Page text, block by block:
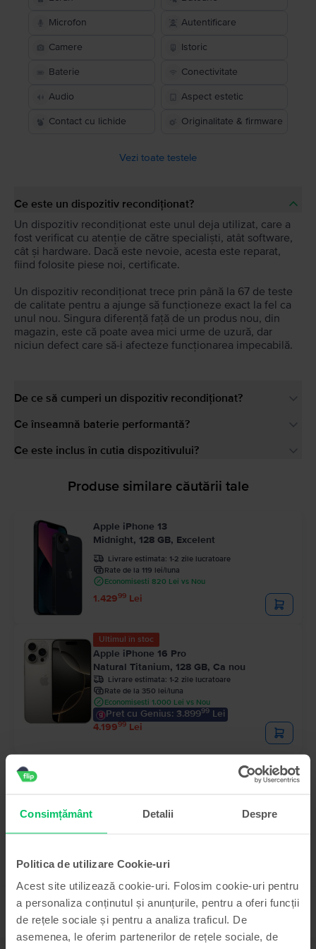
Consimțământ Detalii Despre
Politica de utilizare Cookie-uri
Acest site utilizează cookie-uri. Folosim cookie-uri pentru
a personaliza conținutul și anunțurile, pentru a oferi funcții
de rețele sociale și pentru a analiza traficul. De
asemenea, le oferim partenerilor de rețele sociale, de
Microfon Autentificare
Camere Istoric
Baterie Conectivitate
Audio Aspect estetic
Contact cu lichide Originalitate & firmware
Vezi toate testele
Ce este un dispozitiv recondiționat?
Un dispozitiv recondiționat este unul deja utilizat, care a
fost verificat cu atenție de către specialiști, atât software,
cât și hardware. Dacă este nevoie, acesta este reparat,
fiind folosite piese noi, certificate.
Un dispozitiv recondiționat trece prin până la 67 de teste
de calitate pentru a ajunge să funcționeze exact la fel ca
unul nou. Singura diferență față de un produs nou, din
magazin, este că poate avea mici urme de uzură, dar
niciun defect care să-i afecteze funcționarea impecabilă.
De ce să cumperi un dispozitiv recondiționat?
Ce înseamnă baterie performantă?
Ce este inclus în cutia dispozitivului?
Produse similare căutării tale
Apple iPhone 13
Midnight, 128 GB, Excelent
Livrare estimata: 1-2 zile lucratoare
Rate de la 119 lei/luna
Economisesti 820 Lei vs Nou
1.42999 Lei
Ultimul în stoc
Apple iPhone 16 Pro
Natural Titanium, 128 GB, Ca nou
Livrare estimata: 1-2 zile lucratoare
Rate de la 350 lei/luna
Economisesti 1.000 Lei vs Nou
Pret cu Genius: 3.89999 Lei
4.19999 Lei
Economisesti 790 Lei vs Nou